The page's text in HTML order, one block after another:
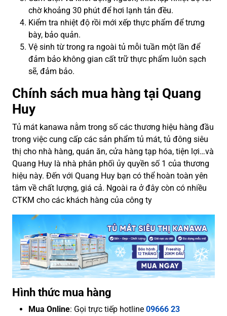
chờ khoảng 30 phút để hơi lạnh tản đều.
Kiểm tra nhiệt độ rồi mới xếp thực phẩm để trưng
bày, bảo quản.
Vệ sinh từ trong ra ngoài tủ mỗi tuần một lần để
đảm bảo không gian cất trữ thực phẩm luôn sạch
sẽ, đảm bảo.
Chính sách mua hàng tại Quang
Huy
Tủ mát kanawa nằm trong số các thương hiệu hàng đầu
trong việc cung cấp các sản phẩm tủ mát, tủ đông siêu
thị cho nhà hàng, quán ăn, cửa hàng tạp hóa, tiện lợi…và
Quang Huy là nhà phân phối ủy quyền số 1 của thương
hiệu này. Đến với Quang Huy bạn có thể hoàn toàn yên
tâm về chất lượng, giá cả. Ngoài ra ở đây còn có nhiều
CTKM cho các khách hàng của công ty
Hình thức mua hàng
Mua Online: Gọi trực tiếp hotline 09666 23